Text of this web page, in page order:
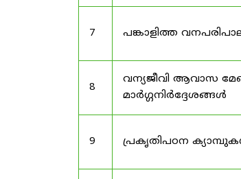
7 പങ്കാളിത്ത
8
വന്യജീവി ആവാസ
മാർഗ്ഗനിർദ്ദേശങ്ങൾ
9 പ്രകൃതിപഠന